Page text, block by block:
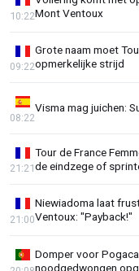
Mont Ventoux
10:22
Grote naam moet
opmerkelijke strijd
09:22
Visma mag juichen:
08:22
Tour de France
de eindzege of
21:21
Niewiadoma laat
Ventoux: "Payback!"
21:00
Domper voor
noodgedwongen